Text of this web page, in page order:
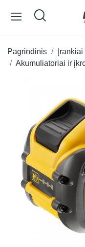
Pagrindinis Įrankiai
Akumuliatoriai ir